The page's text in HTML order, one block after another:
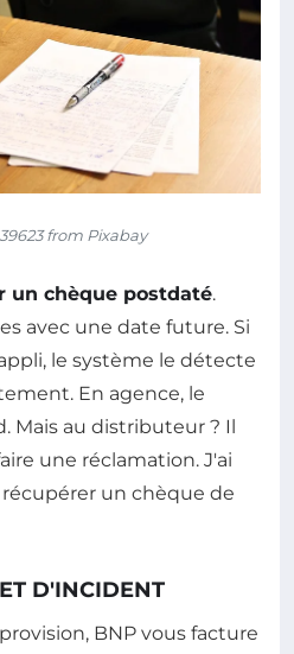
from Pixabay
un chèque postdaté.
avec une date future. Si
le système le détecte
En agence, le
Mais au distributeur ? Il
une réclamation. J'ai
un chèque de
D'INCIDENT
BNP vous facture